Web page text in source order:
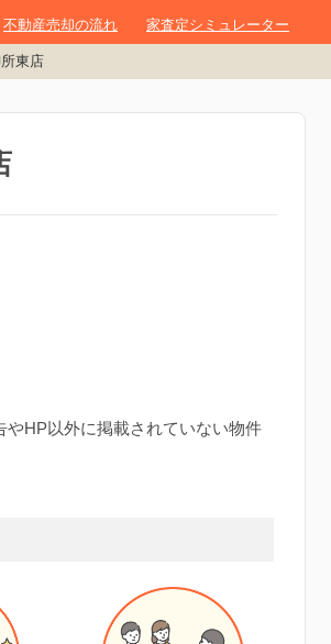
不動産売却の流れ 家査定シミュレーター
東店
HP以外に掲載されていない物件